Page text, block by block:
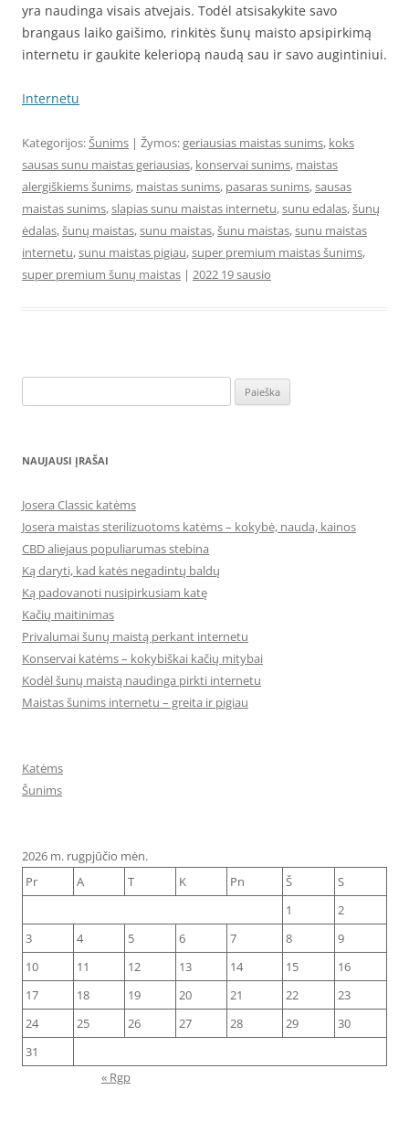
yra naudinga visais atvejais. Todėl atsisakykite savo
brangaus laiko gaišimo, rinkitės šunų maisto apsipirkimą
internetu ir gaukite keleriopą naudą sau ir savo augintiniui.
Internetu
Kategorijos:Šunims | Žymos:geriausias maistas sunims, koks
sausas sunu maistas geriausias, konservai sunims, maistas
alergiškiems šunims, maistas sunims, pasaras sunims,sausas
maistas sunims,slapias sunu maistas internetu,sunu edalas,šunų
ėdalas,šunų maistas,sunu maistas,šunu maistas,sunu maistas
internetu,sunu maistas pigiau,super premium maistas šunims,
super premium šunų maistas | 2022 19 sausio
NAUJAUSI ĮRAŠAI
Josera Classic katėms
Josera maistas sterilizuotoms katėms – kokybė, nauda, kainos
CBD aliejaus populiarumas stebina
Ką daryti, kad katės negadintų baldų
Ką padovanoti nusipirkusiam katę
Kačių maitinimas
Privalumai šunų maistą perkant internetu
Konservai katėms – kokybiškai kačių mitybai
Kodėl šunų maistą naudinga pirkti internetu
Maistas šunims internetu – greita ir pigiau
Katėms
Šunims
2026 m. rugpjūčio mėn.
Pr
A T K Pn Š
S
1
2
3
4 5 6 7 8
9
10
11 12 13 14 15
16
17
18 19 20 21 22
23
24
25 26 27 28 29
30
31
« Rgp